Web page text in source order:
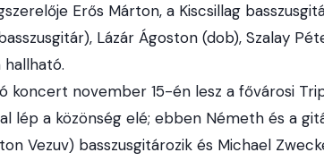
Erős Márton, a Kiscsillag
Lázár Ágoston (dob), Szalay
koncert november 15-én lesz a fővárosi
lép a közönség elé; ebben Németh és a
Vezuv) basszusgitározik és Michael